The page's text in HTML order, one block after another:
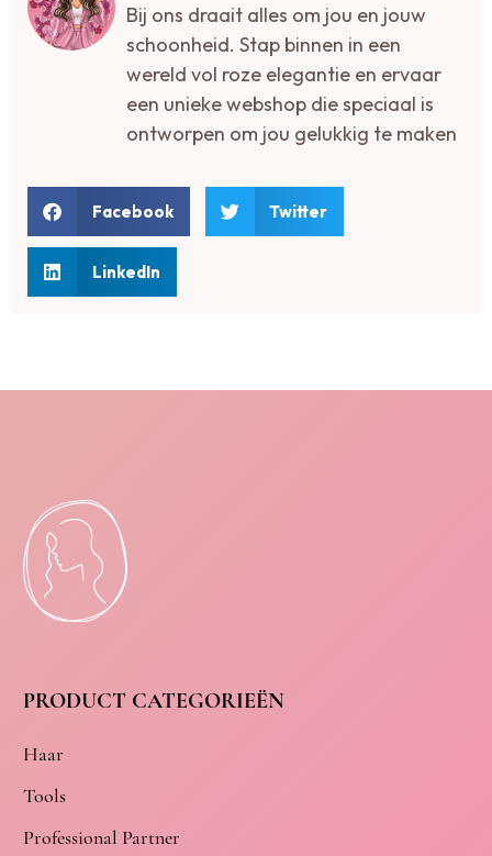
Bij ons draait alles om jou en jouw
schoonheid. Stap binnen in een
wereld vol roze elegantie en ervaar
een unieke webshop die speciaal is
ontworpen om jou gelukkig te maken
Facebook Twitter
LinkedIn
PRODUCT CATEGORIEËN
Haar
Tools
Professional Partner